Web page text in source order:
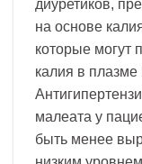
диуретиков,
на основе
которые могут
калия в
малеата у
быть менее